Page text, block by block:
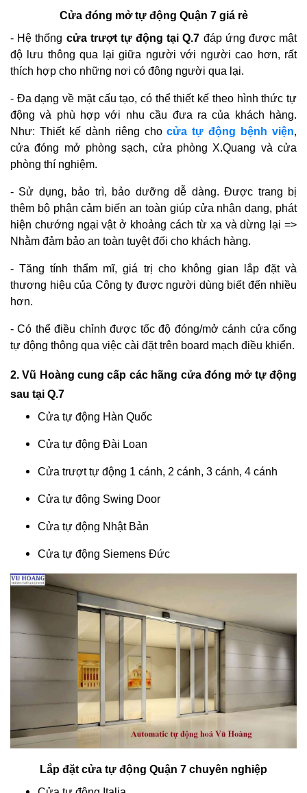
Cửa đóng mở tự động Quận 7 giá rẻ
- Hệ thống cửa trượt tự động tại Q.7 đáp ứng được mật
độ lưu thông qua lại giữa người với người cao hơn, rất
thích hợp cho những nơi có đông người qua lại.
- Đa dạng về mặt cấu tạo, có thể thiết kế theo hình thức tự
động và phù hợp với nhu cầu đưa ra của khách hàng.
Như: Thiết kế dành riêng chocửa tự động bệnh viện,
cửa đóng mở phòng sạch, cửa phòng X.Quang và cửa
phòng thí nghiệm.
- Sử dụng, bảo trì, bảo dưỡng dễ dàng. Được trang bị
thêm bộ phận cảm biến an toàn giúp cửa nhận dạng, phát
hiện chướng ngại vật ở khoảng cách từ xa và dừng lại =>
Nhằm đảm bảo an toàn tuyệt đối cho khách hàng.
- Tăng tính thẩm mĩ, giá trị cho không gian lắp đặt và
thương hiệu của Công ty được người dùng biết đến nhiều
hơn.
- Có thể điều chỉnh được tốc độ đóng/mở cánh cửa cổng
tự động thông qua việc cài đặt trên board mạch điều khiển.
2. Vũ Hoàng cung cấp các hãng cửa đóng mở tự động
sau tại Q.7
Cửa tự động Hàn Quốc
Cửa tự động Đài Loan
Cửa trượt tự động 1 cánh, 2 cánh, 3 cánh, 4 cánh
Cửa tự động Swing Door
Cửa tự động Nhật Bản
Cửa tự động Siemens Đức
Lắp đặt cửa tự động Quận 7 chuyên nghiệp